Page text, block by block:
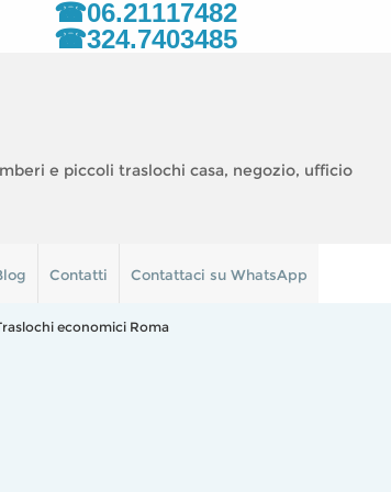
☎06.21117482
☎324.7403485
e piccoli traslochi casa, negozio, ufficio
Contatti Contattaci su WhatsApp
economici Roma